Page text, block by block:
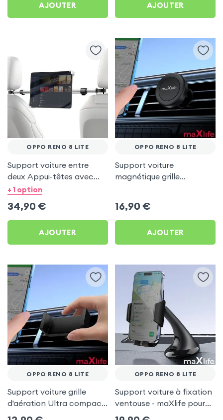
AJOUTER AJOUTER
OPPO RENO 8 LITE
Support voiture entre
deux Appui-têtes avec
Tête rotative à 360° pour
+ 1 option
34,90 €
AJOUTER
OPPO RENO 8 LITE
Support voiture
magnétique grille
16,90 €
AJOUTER
OPPO RENO 8 LITE
Support voiture grille
d'aération Ultra compact
pour Oppo Reno 8 Lite
OPPO RENO 8 LITE
Support voiture à fixation
ventouse - maXlife pour
Oppo Reno 8 Lite